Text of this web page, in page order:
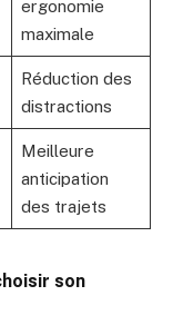
ergonomie
maximale
Réduction des
distractions
Meilleure
anticipation
des trajets
son